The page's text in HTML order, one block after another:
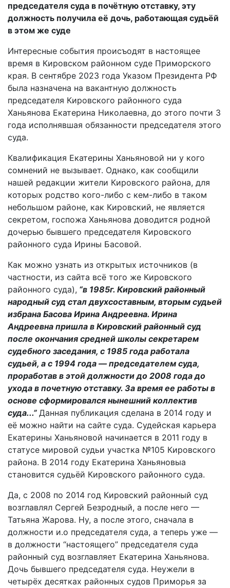
председателя суда в почётную отставку, эту
должность получила её дочь, работающая судьёй
в этом же суде
Интересные события происъодят в настоящее
время в Кировском районном суде Приморского
края. В сентябре 2023 года Указом Президента РФ
была назначена на вакантную должность
председателя Кировского районного суда
Ханьянова Екатерина Николаевна, до этого почти 3
года исполнявшая обязанности председателя этого
суда.
Квалификация Екатерины Ханьяновой ни у кого
сомнений не вызывает. Однако, как сообщили
нашей редакции жители Кировского района, для
которых родство кого-либо с кем-либо в таком
небольшом районе, как Кировский, не является
секретом, госпожа Ханьянова доводится родной
дочерью бывшего председателя Кировского
районного суда Ирины Басовой.
Как можно узнать из открытых источников (в
частности, из сайта всё того же Кировского
районного суда), “в 1985г. Кировский районный
народный суд стал двухсоставным, вторым судьей
избрана Басова Ирина Андреевна. Ирина
Андреевна пришла в Кировский районный суд
после окончания средней школы секретарем
судебного заседания, с 1985 года работала
судьей, а с 1994 года — председателем суда,
проработав в этой должности до 2008 года до
ухода в почетную отставку. За время ее работы в
основе сформировался нынешний коллектив
суда...” Данная публикация сделана в 2014 году и
её можно найти на сайте суда. Судейская карьера
Екатерины Ханьяновой начинается в 2011 году в
статусе мировой судьи участка №105 Кировского
района. В 2014 году Екатерина Ханьяновыа
становится судьёй Кировского районного суда.
Да, с 2008 по 2014 год Кировский районный суд
возглавлял Сергей Безродный, а после него —
Татьяна Жарова. Ну, а после этого, сначала в
должности и.о председателя суда, а теперь уже —
в должности “настоящего” председателя суда
районный суд возглавляет Екатерина Ханьянова.
Дочь бывшего председателя суда. Неужели в
четырёх десятках районных судов Приморья за